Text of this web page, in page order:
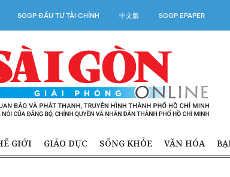
SGGP ĐẦU TƯ TÀI CHÍNH 中文版 SGGP EPAPER
GIỚI GIÁO DỤC SỐNG KHỎE VĂN HÓA